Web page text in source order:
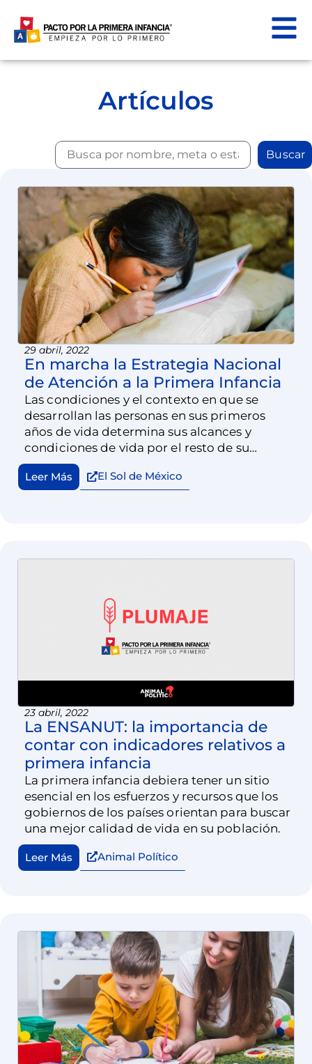
Artículos
Buscar
29 abril, 2022
En marcha la Estrategia Nacional
de Atención a la Primera Infancia
Las condiciones y el contexto en que se
desarrollan las personas en sus primeros
años de vida determina sus alcances y
condiciones de vida por el resto de su
existencia. Innumerables estudios científicos
de todas las disciplinas, lo comprueban.
Leer Más El Sol de México
23 abril, 2022
La ENSANUT: la importancia de
contar con indicadores relativos a
primera infancia
La primera infancia debiera tener un sitio
esencial en los esfuerzos y recursos que los
gobiernos de los países orientan para buscar
una mejor calidad de vida en su población.
Leer Más Animal Político